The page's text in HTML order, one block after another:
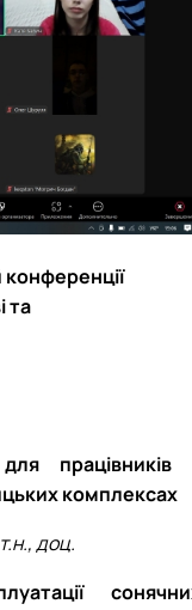
конференції
та
працівників
комплексах
доц.